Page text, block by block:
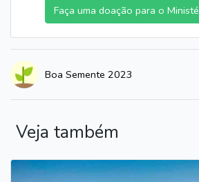
Faça uma doação para o
Boa Semente 2023
Veja também